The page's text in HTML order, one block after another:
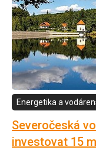
Energetika a
Severočeská
investovat 15